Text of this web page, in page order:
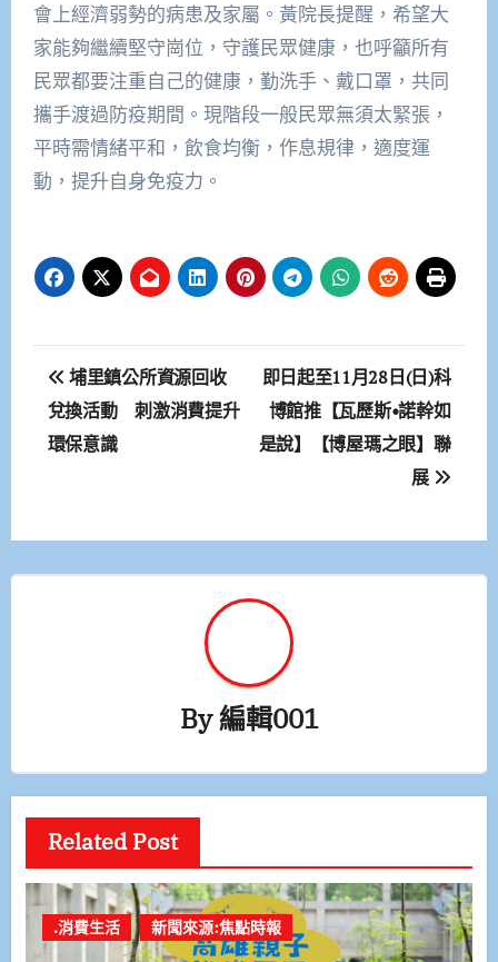
會上經濟弱勢的病患及家屬。黃院長提醒，希望大
家能夠繼續堅守崗位，守護民眾健康，也呼籲所有
民眾都要注重自己的健康，勤洗手、戴口罩，共同
攜手渡過防疫期間。現階段一般民眾無須太緊張，
平時需情緒平和，飲食均衡，作息規律，適度運
動，提升自身免疫力。
文
章
導
埔里鎮公所資源回收
兌換活動 刺激消費提升
環保意識
即日起至11月28日(日)科
博館推【瓦歷斯•諾幹如
是說】【博屋瑪之眼】聯
展
By編輯001
Related Post
.消費生活 新聞來源:焦點時報